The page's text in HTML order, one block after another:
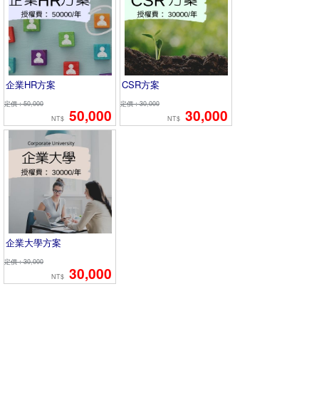
企業HR方案
定價：50,000
NT$ 50,000
CSR方案
定價：30,000
NT$ 30,000
企業大學方案
定價：30,000
NT$ 30,000